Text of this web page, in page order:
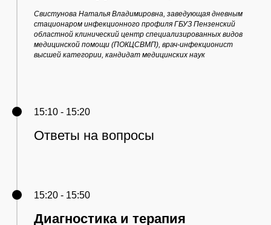
Свистунова Наталья Владимировна, заведующая дневным
стационаром инфекционного профиля ГБУЗ Пензенский
областной клинический центр специализированных видов
медицинской помощи (ПОКЦСВМП), врач-инфекционист
высшей категории, кандидат медицинских наук
15:10 - 15:20
Ответы на вопросы
15:20 - 15:50
Диагностика и терапия